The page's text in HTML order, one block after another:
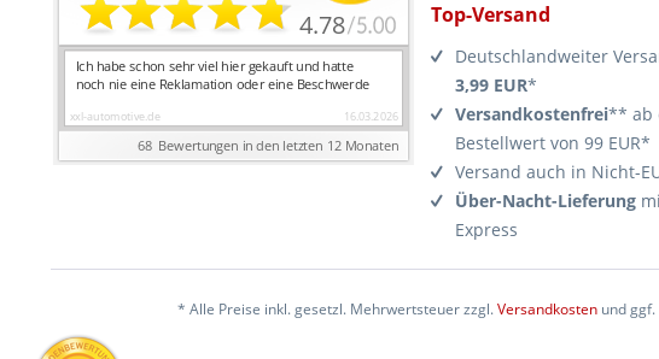
Top-Versand
Deutschlandweiter
3,99 EUR*
Versandkostenfrei** ab
Bestellwert von 99 EUR*
Versand auch in Nicht-
Über-Nacht-Lieferung
Express
* Alle Preise inkl. gesetzl. Mehrwertsteuer zzgl.Versandkosten und